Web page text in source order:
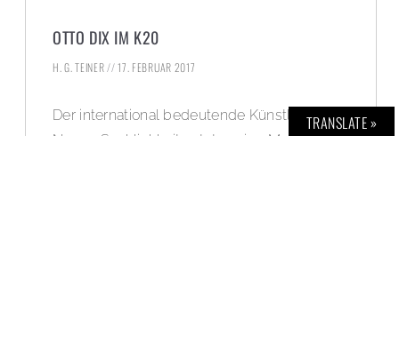
OTTO DIX IM K20
H. G. TEINER 17. FEBRUAR 2017
Der international bedeutende Künstler der
Neuen Sachlichkeit setzte seine Modelle
TRANSLATE »